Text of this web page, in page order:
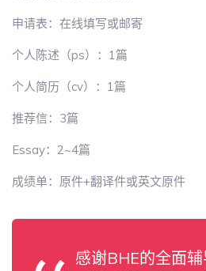
申请表：在线填写或邮寄
个人陈述（ps）：1篇
个人简历（cv）：1篇
推荐信：3篇
Essay：2~4篇
成绩单：原件+翻译件或英文原件
感谢BHE的全面